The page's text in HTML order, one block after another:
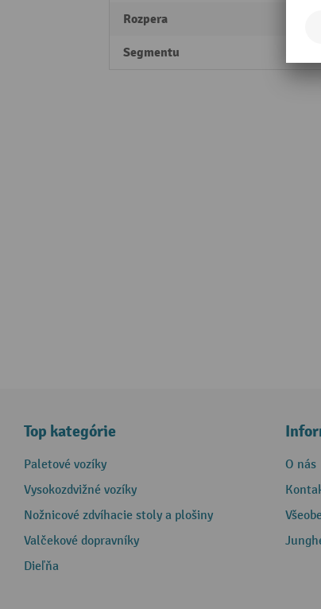
Rozpera
Segmentu
Top kategórie
Paletové vozíky
Vysokozdvižné vozíky
Nožnicové zdvíhacie stoly a plošiny
Valčekové dopravníky
Dieľňa
O nás